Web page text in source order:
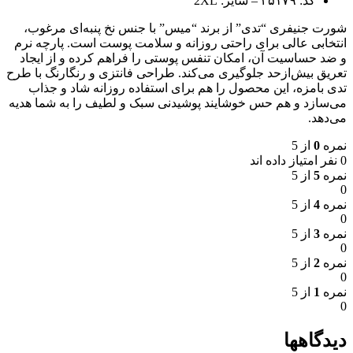
شورت جنیفری “تدی” از برند “میس” با جنس نخ پنبه‌ای مرغوب،
انتخابی عالی برای راحتی روزانه و سلامت پوست است. پارچه نرم
و ضد حساسیت آن، امکان تنفس پوستی را فراهم کرده و از ایجاد
تعریق بیش‌ازحد جلوگیری می‌کند. طراحی فانتزی و رنگارنگ با طرح
تدی بامزه، این محصول را هم برای استفاده روزانه شاد و جذاب
می‌سازد و هم حس خوشایند پوشیدنی سبک و لطیف را به شما هدیه
می‌دهد.
نمره 0 از 5
0 نفر امتیاز داده اند
نمره 5 از 5
0
نمره 4 از 5
0
نمره 3 از 5
0
نمره 2 از 5
0
نمره 1 از 5
0
دیدگاهها